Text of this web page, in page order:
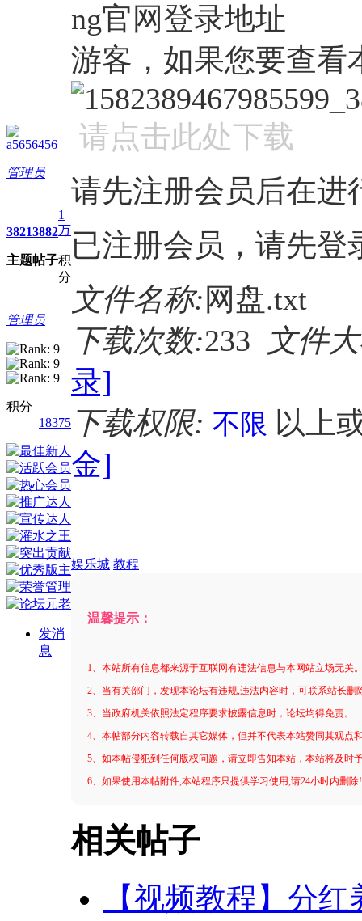
a5656456
管理员
3821
主题
3882
帖子
1
万
积
分
管理员
积分
18375
发消
息
ng官网登录地址
游客，如果您要查看
请点击此处下载
请先注册会员后在进
已注册会员，请先登
文件名称: 网盘.txt
下载次数:233
文件
录]
下载权限: 不限 以上
金]
娱乐城 教程
温馨提示：
1、本站所有信息都来源于互联网有违法信息与本网站立场无关
2、当有关部门，发现本论坛有违规,违法内容时，可联系站长删
3、当政府机关依照法定程序要求披露信息时，论坛均得免责。
4、本帖部分内容转载自其它媒体，但并不代表本站赞同其观点
5、如本帖侵犯到任何版权问题，请立即告知本站，本站将及时
6、如果使用本帖附件,本站程序只提供学习使用,请24小时内删
相关帖子
【视频教程】分